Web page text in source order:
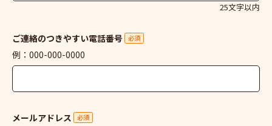
25文字以内
ご連絡のつきやすい電話番号 必須
例：000-000-0000
メールアドレス 必須